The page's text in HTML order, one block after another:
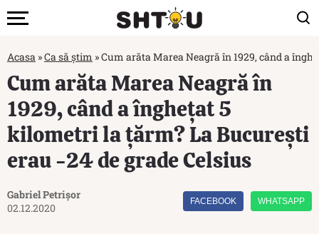
Acasa »Ca să știm »Cum arăta Marea Neagră în 1929, când a
Cum arăta Marea Neagră în
1929, când a înghețat 5
kilometri la țărm? La București
erau -24 de grade Celsius
Gabriel Petrișor
02.12.2020
FACEBOOK WHATSAPP